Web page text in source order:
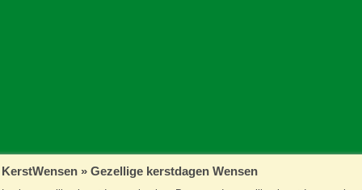
KerstWensen » Gezellige kerstdagen Wensen